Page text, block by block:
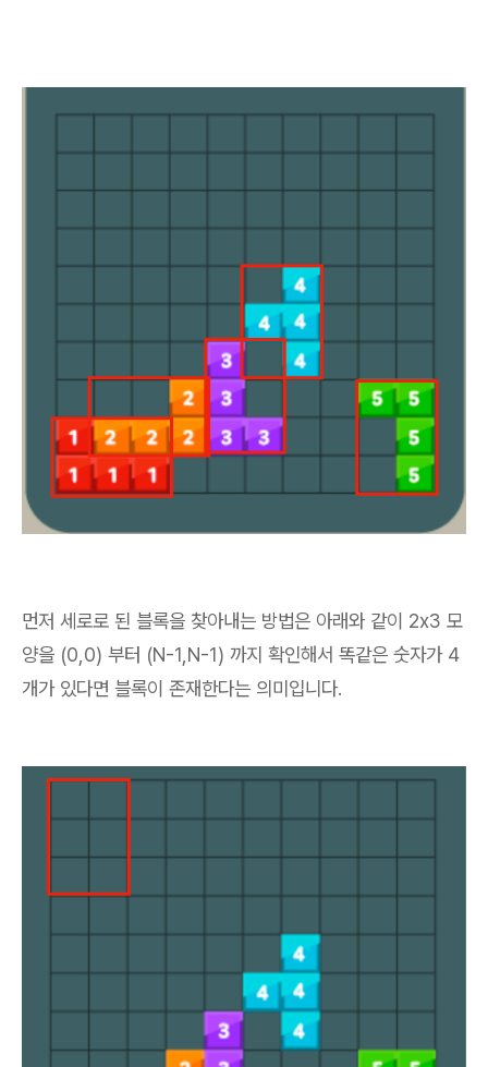
먼저 세로로 된 블록을 찾아내는 방법은 아래와 같이 2x3 모
양을 (0,0) 부터 (N-1,N-1) 까지 확인해서 똑같은 숫자가 4
개가 있다면 블록이 존재한다는 의미입니다.